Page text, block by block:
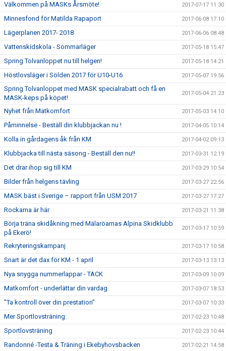
Välkommen på MASKs Årsmöte! 2017-07-17 11:30
Minnesfond för Matilda Rapaport 2017-06-08 17:10
Lägerplanen 2017- 2018 2017-06-06 08:48
Vattenskidskola - Sommarläger 2017-05-18 15:47
Spring Tolvanloppet nu till helgen! 2017-05-18 14:21
Höstlovsläger i Sölden 2017 för U10-U16 2017-05-07 19:56
Spring Tolvanloppet med MASK specialrabatt och få en
MASK-keps på köpet!
2017-05-04 21:23
Nyhet från Matkomfort 2017-05-03 14:10
Påminnelse - Beställ din klubbjackan nu ! 2017-04-05 10:14
Kolla in gårdagens åk från KM 2017-04-02 09:13
Klubbjacka till nästa säsong - Beställ den nu!! 2017-03-31 12:19
Det drar ihop sig till KM 2017-03-29 10:54
Bilder från helgens tävling 2017-03-27 22:56
MASK bäst i Sverige – rapport från USM 2017 2017-03-27 17:27
Rockarna är här 2017-03-21 11:38
Börja träna skidåkning med Mälaröarnas Alpina Skidklubb
på Ekerö!
2017-03-17 10:59
Rekryteringskampanj 2017-03-17 10:58
Snart är det dax för KM - 1 april 2017-03-13 13:13
Nya snygga nummerlappar - TACK 2017-03-09 10:09
Matkomfort - underlättar din vardag 2017-03-07 18:53
”Ta kontroll över din prestation” 2017-03-07 10:33
Mer Sportlovsträning 2017-02-23 10:48
Sportlovsträning 2017-02-23 10:44
Randonné -Testa & Träning i Ekebyhovsbacken 2017-02-21 14:58